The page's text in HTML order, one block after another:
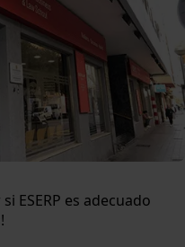
ESERP es adecuado